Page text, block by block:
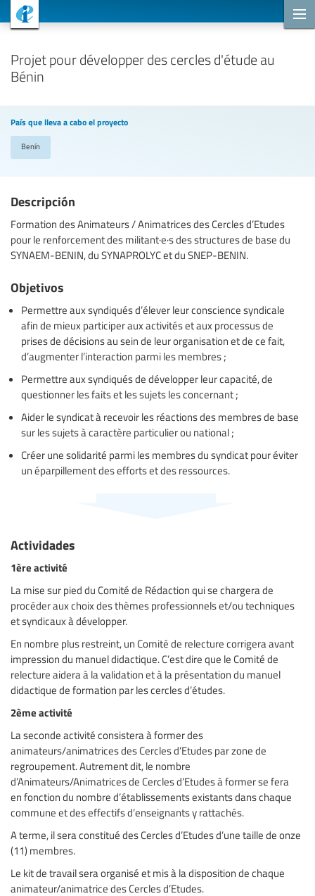
Projet pour développer des cercles d'étude au
Bénin
País que lleva a cabo el proyecto
Benín
Descripción
Formation des Animateurs / Animatrices des Cercles d’Etudes
pour le renforcement des militant·e·s des structures de base du
SYNAEM-BENIN, du SYNAPROLYC et du SNEP-BENIN.
Objetivos
Permettre aux syndiqués d’élever leur conscience syndicale
afin de mieux participer aux activités et aux processus de
prises de décisions au sein de leur organisation et de ce fait,
d’augmenter l’interaction parmi les membres ;
Permettre aux syndiqués de développer leur capacité, de
questionner les faits et les sujets les concernant ;
Aider le syndicat à recevoir les réactions des membres de base
sur les sujets à caractère particulier ou national ;
Créer une solidarité parmi les membres du syndicat pour éviter
un éparpillement des efforts et des ressources.
Actividades
1ère activité
La mise sur pied du Comité de Rédaction qui se chargera de
procéder aux choix des thèmes professionnels et/ou techniques
et syndicaux à développer.
En nombre plus restreint, un Comité de relecture corrigera avant
impression du manuel didactique. C’est dire que le Comité de
relecture aidera à la validation et à la présentation du manuel
didactique de formation par les cercles d’études.
2ème activité
La seconde activité consistera à former des
animateurs/animatrices des Cercles d’Etudes par zone de
regroupement. Autrement dit, le nombre
d’Animateurs/Animatrices de Cercles d’Etudes à former se fera
en fonction du nombre d’établissements existants dans chaque
commune et des effectifs d’enseignants y rattachés.
A terme, il sera constitué des Cercles d’Etudes d’une taille de onze
(11) membres.
Le kit de travail sera organisé et mis à la disposition de chaque
animateur/animatrice des Cercles d’Etudes.